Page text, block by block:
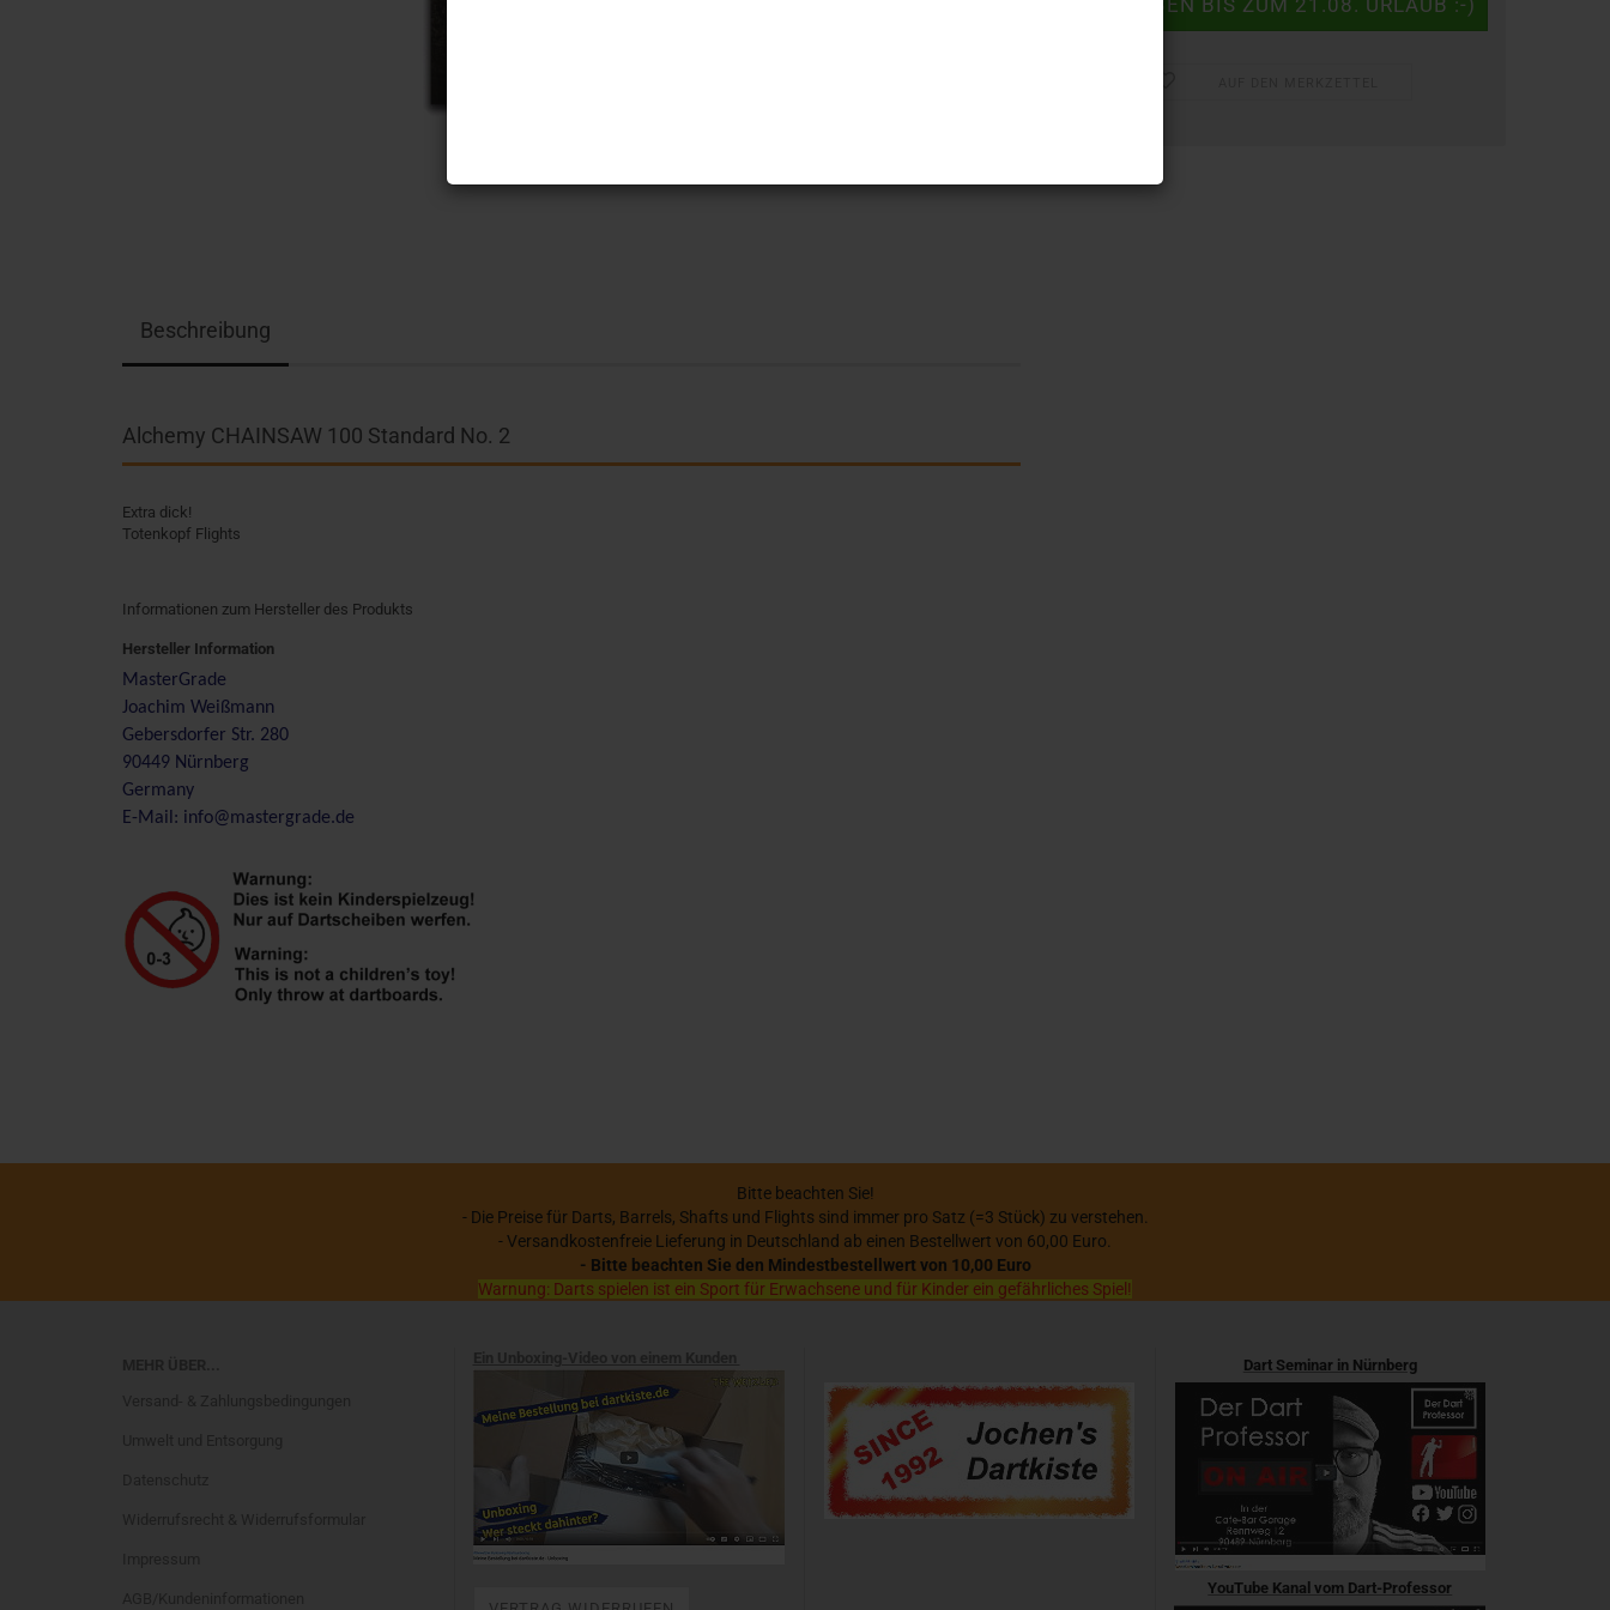
Beschreibung
Alchemy CHAINSAW 100 Standard No. 2
Extra dick!
Totenkopf Flights
Informationen zum Hersteller des Produkts
Hersteller Information
MasterGrade
Joachim Weißmann
Gebersdorfer Str. 280
90449 Nürnberg
Germany
E-Mail: info@mastergrade.de
Bitte beachten Sie!
- Die Preise für Darts, Barrels, Shafts und Flights sind immer pro Satz (=3 Stück) zu verstehen.
- Versandkostenfreie Lieferung in Deutschland ab einen Bestellwert von 60,00 Euro.
- Bitte beachten Sie den Mindestbestellwert von 10,00 Euro
Warnung: Darts spielen ist ein Sport für Erwachsene und für Kinder ein gefährliches Spiel!
Dart Seminar in Nürnberg
YouTube Kanal vom Dart-Professor